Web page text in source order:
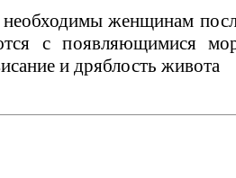
женщинам
с появляющимися
и дряблость живота